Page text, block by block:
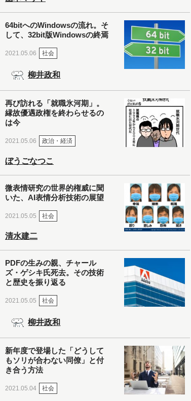
64bitへのWindowsの流れ。そ
して、32bit版Windowsの終焉
2021.05.06 社会
柳井政和
再び訪れる「就職氷河期」。
縁故優遇政権を終わらせるの
は今
2021.05.06 政治・経済
ぼうごなつこ
微表情研究の世界的権威に聞
いた、AI表情分析技術の展望
2021.05.05 社会
清水建二
PDFの生みの親、チャール
ズ・ゲシキ氏死去。その技術
と歴史を振り返る
2021.05.05 社会
柳井政和
新年度で登場した「どうして
もソリが合わない同僚」と付
き合う方法
2021.05.04 社会